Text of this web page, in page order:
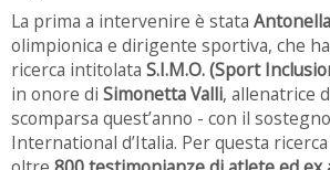
La prima a intervenire è stata
olimpionica e dirigente sportiva, che
ricerca intitolata S.I.M.O. (Sport
in onore di Simonetta Valli, allenatrice
scomparsa quest’anno - con il
International d’Italia. Per questa